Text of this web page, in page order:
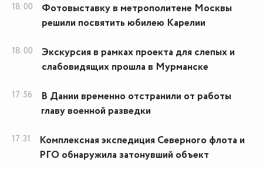
18:00
Фотовыставку в метрополитене Москвы
решили посвятить юбилею Карелии
18:00
Экскурсия в рамках проекта для слепых и
слабовидящих прошла в Мурманске
17:56
В Дании временно отстранили от работы
главу военной разведки
17:31
Комплексная экспедиция Северного флота и
РГО обнаружила затонувший объект